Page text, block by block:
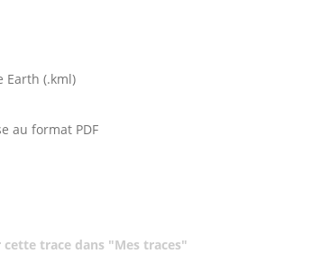
Earth (.kml)
au format PDF
cette trace dans "Mes traces"